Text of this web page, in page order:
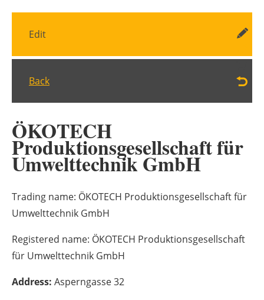
Home
Bioenergy
Other renewables
Energy saving
Hydrogen
Edit
Back
ÖKOTECH
Produktionsgesellschaft für
Umwelttechnik GmbH
Trading name: ÖKOTECH Produktionsgesellschaft für
Umwelttechnik GmbH
Registered name: ÖKOTECH Produktionsgesellschaft
für Umwelttechnik GmbH
Address: Asperngasse 32